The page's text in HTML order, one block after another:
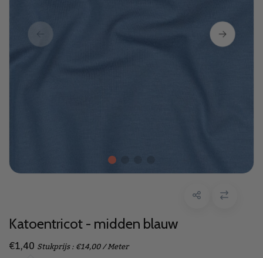
Katoentricot - midden blauw
€1,40 Stukprijs : €14,00 / Meter